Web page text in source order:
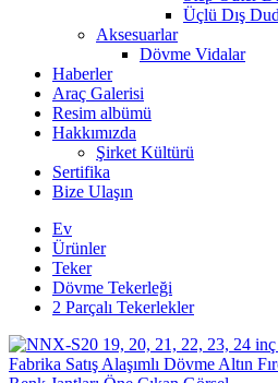
Üçlü Dış
Aksesuarlar
Dövme Vidalar
Haberler
Araç Galerisi
Resim albümü
Hakkımızda
Şirket Kültürü
Sertifika
Bize Ulaşın
Ev
Ürünler
Teker
Dövme Tekerleği
2 Parçalı Tekerlekler